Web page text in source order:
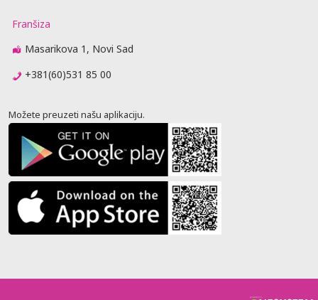
Franšiza
Masarikova 1, Novi Sad
+381(60)531 85 00
Možete preuzeti našu aplikaciju.